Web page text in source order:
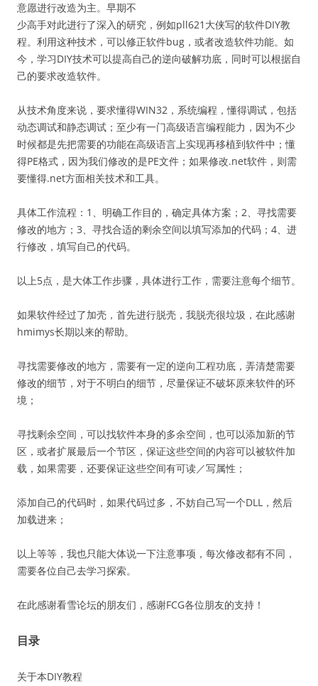
意愿进行改造为主。早期不
少高手对此进行了深入的研究，例如pll621大侠写的软件DIY教
程。利用这种技术，可以修正软件bug，或者改造软件功能。如
今，学习DIY技术可以提高自己的逆向破解功底，同时可以根据自
己的要求改造软件。
从技术角度来说，要求懂得WIN32，系统编程，懂得调试，包括
动态调试和静态调试；至少有一门高级语言编程能力，因为不少
时候都是先把需要的功能在高级语言上实现再移植到软件中；懂
得PE格式，因为我们修改的是PE文件；如果修改.net软件，则需
要懂得.net方面相关技术和工具。
具体工作流程：1、明确工作目的，确定具体方案；2、寻找需要
修改的地方；3、寻找合适的剩余空间以填写添加的代码；4、进
行修改，填写自己的代码。
以上5点，是大体工作步骤，具体进行工作，需要注意每个细节。
如果软件经过了加壳，首先进行脱壳，我脱壳很垃圾，在此感谢
hmimys长期以来的帮助。
寻找需要修改的地方，需要有一定的逆向工程功底，弄清楚需要
修改的细节，对于不明白的细节，尽量保证不破坏原来软件的环
境；
寻找剩余空间，可以找软件本身的多余空间，也可以添加新的节
区，或者扩展最后一个节区，保证这些空间的内容可以被软件加
载，如果需要，还要保证这些空间有可读／写属性；
添加自己的代码时，如果代码过多，不妨自己写一个DLL，然后
加载进来；
以上等等，我也只能大体说一下注意事项，每次修改都有不同，
需要各位自己去学习探索。
在此感谢看雪论坛的朋友们，感谢FCG各位朋友的支持！
目录
关于本DIY教程